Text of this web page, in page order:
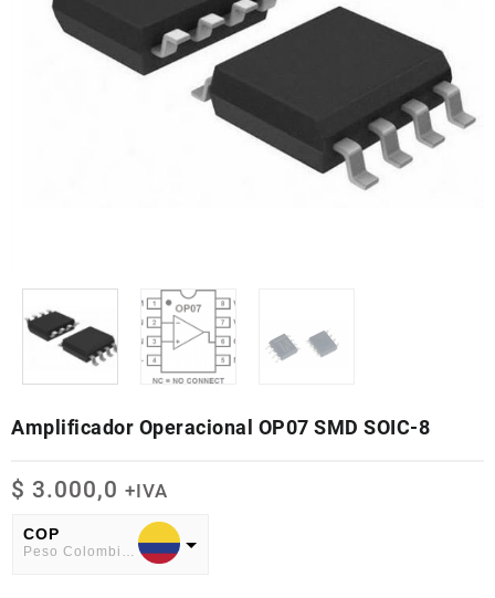
Amplificador Operacional OP07 SMD SOIC-8
$ 3.000,0 +IVA
COP
Peso Colombiano